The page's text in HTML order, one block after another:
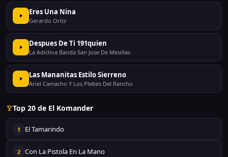
Eres Una Nina
Gerardo Ortiz
Despues De Ti 191quien
La Adictiva Banda San Jose De Mesillas
Las Mananitas Estilo Sierreno
Ariel Camacho Y Los Plebes Del Rancho
Top 20 de El Komander
1 El Tamarindo
2 Con La Pistola En La Mano